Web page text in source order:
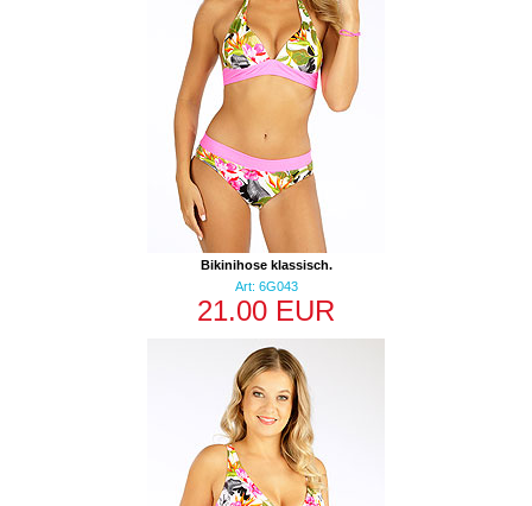
Bikinihose klassisch.
Art: 6G043
21.00 EUR